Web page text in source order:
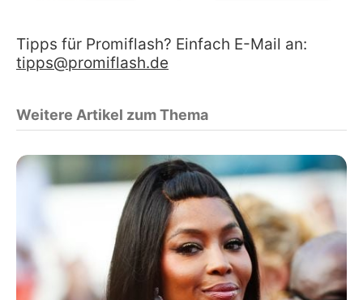
Tipps für Promiflash? Einfach E-Mail an:
tipps@promiflash.de
Weitere Artikel zum Thema